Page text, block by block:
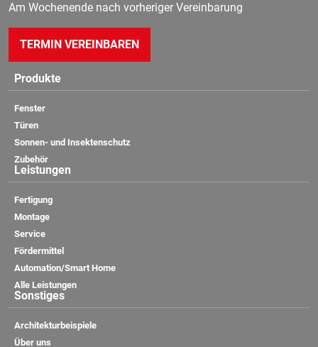
Am Wochenende nach vorheriger Vereinbarung
TERMIN VEREINBAREN
Produkte
Fenster
Türen
Sonnen- und Insektenschutz
Zubehör
Leistungen
Fertigung
Montage
Service
Fördermittel
Automation/Smart Home
Alle Leistungen
Sonstiges
Architekturbeispiele
Über uns